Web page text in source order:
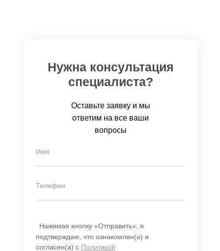
Нужна консультация
специалиста?
Оставьте заявку и мы
ответим на все ваши
вопросы
Нажимая кнопку «Отправить», я
подтверждаю, что ознакомлен(а) и
согласен(а) с Политикой